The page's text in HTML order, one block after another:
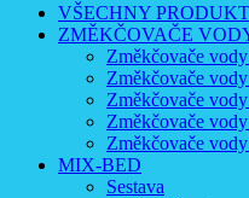
VŠECHNY
ZMĚKČOVAČE
Změkčovače
Změkčovače
Změkčovače
Změkčovače
Změkčovače
MIX-BED
Sestava